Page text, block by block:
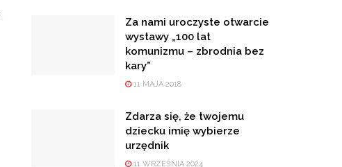
Za nami uroczyste otwarcie
wystawy „100 lat
komunizmu – zbrodnia bez
kary”
11 MAJA 2018
Zdarza się, że twojemu
dziecku imię wybierze
urzędnik
11 WRZEŚNIA 2024